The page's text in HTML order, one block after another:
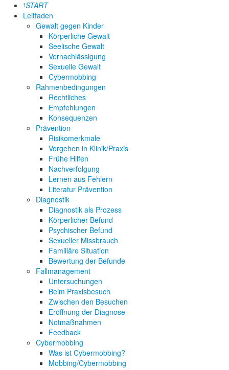
START
Leitfaden
Gewalt gegen Kinder
Körperliche Gewalt
Seelische Gewalt
Vernachlässigung
Sexuelle Gewalt
Cybermobbing
Rahmenbedingungen
Rechtliches
Empfehlungen
Konsequenzen
Prävention
Risikomerkmale
Vorgehen in Klinik/Praxis
Frühe Hilfen
Nachverfolgung
Lernen aus Fehlern
Literatur Prävention
Diagnostik
Diagnostik als Prozess
Körperlicher Befund
Psychischer Befund
Sexueller Missbrauch
Familiäre Situation
Bewertung der Befunde
Fallmanagement
Untersuchungen
Beim Praxisbesuch
Zwischen den Besuchen
Eröffnung der Diagnose
Notmaßnahmen
Feedback
Cybermobbing
Was ist Cybermobbing?
Mobbing/Cybermobbing